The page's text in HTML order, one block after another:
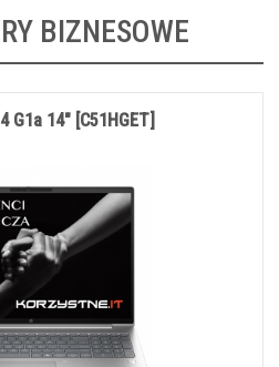
BIZNESOWE
G1a 14" [C51HGET]